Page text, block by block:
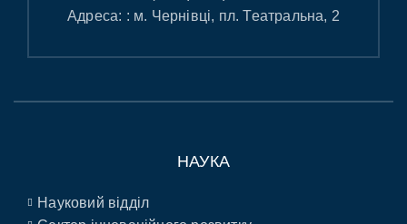
Адреса: : м. Чернівці, пл. Театральна, 2
НАУКА
Науковий відділ